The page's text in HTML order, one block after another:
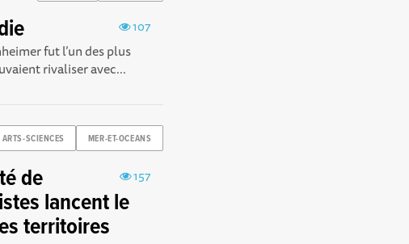
107
fut l’un des plus
rivaliser avec...
ARTS-SCIENCES MER-ET-OCEANS
157
de
lancent le
territoires